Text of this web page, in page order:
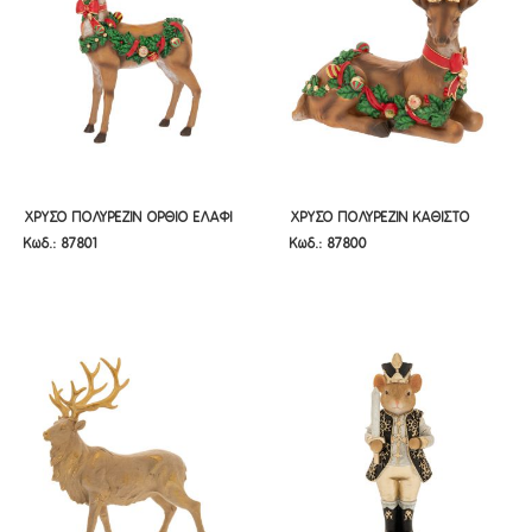
ΧΡΥΣΟ ΠΟΛΥΡΕΖΙΝ ΟΡΘΙΟ ΕΛΑΦΙ
30Χ16,5Χ40ΕΚ
ΧΡΥΣΟ ΠΟΛΥΡΕΖΙΝ ΟΡΘΙΟ ΕΛΑΦΙ
30Χ16,5Χ40ΕΚ
Κωδ.: 87801
ΧΡΥΣΟ ΠΟΛΥΡΕΖΙΝ ΚΑΘΙΣΤΟ
ΕΛΑΦΙ 28Χ16Χ27ΕΚ
ΧΡΥΣΟ ΠΟΛΥΡΕΖΙΝ ΚΑΘΙΣΤΟ
ΕΛΑΦΙ 28Χ16Χ27ΕΚ
Κωδ.: 87800